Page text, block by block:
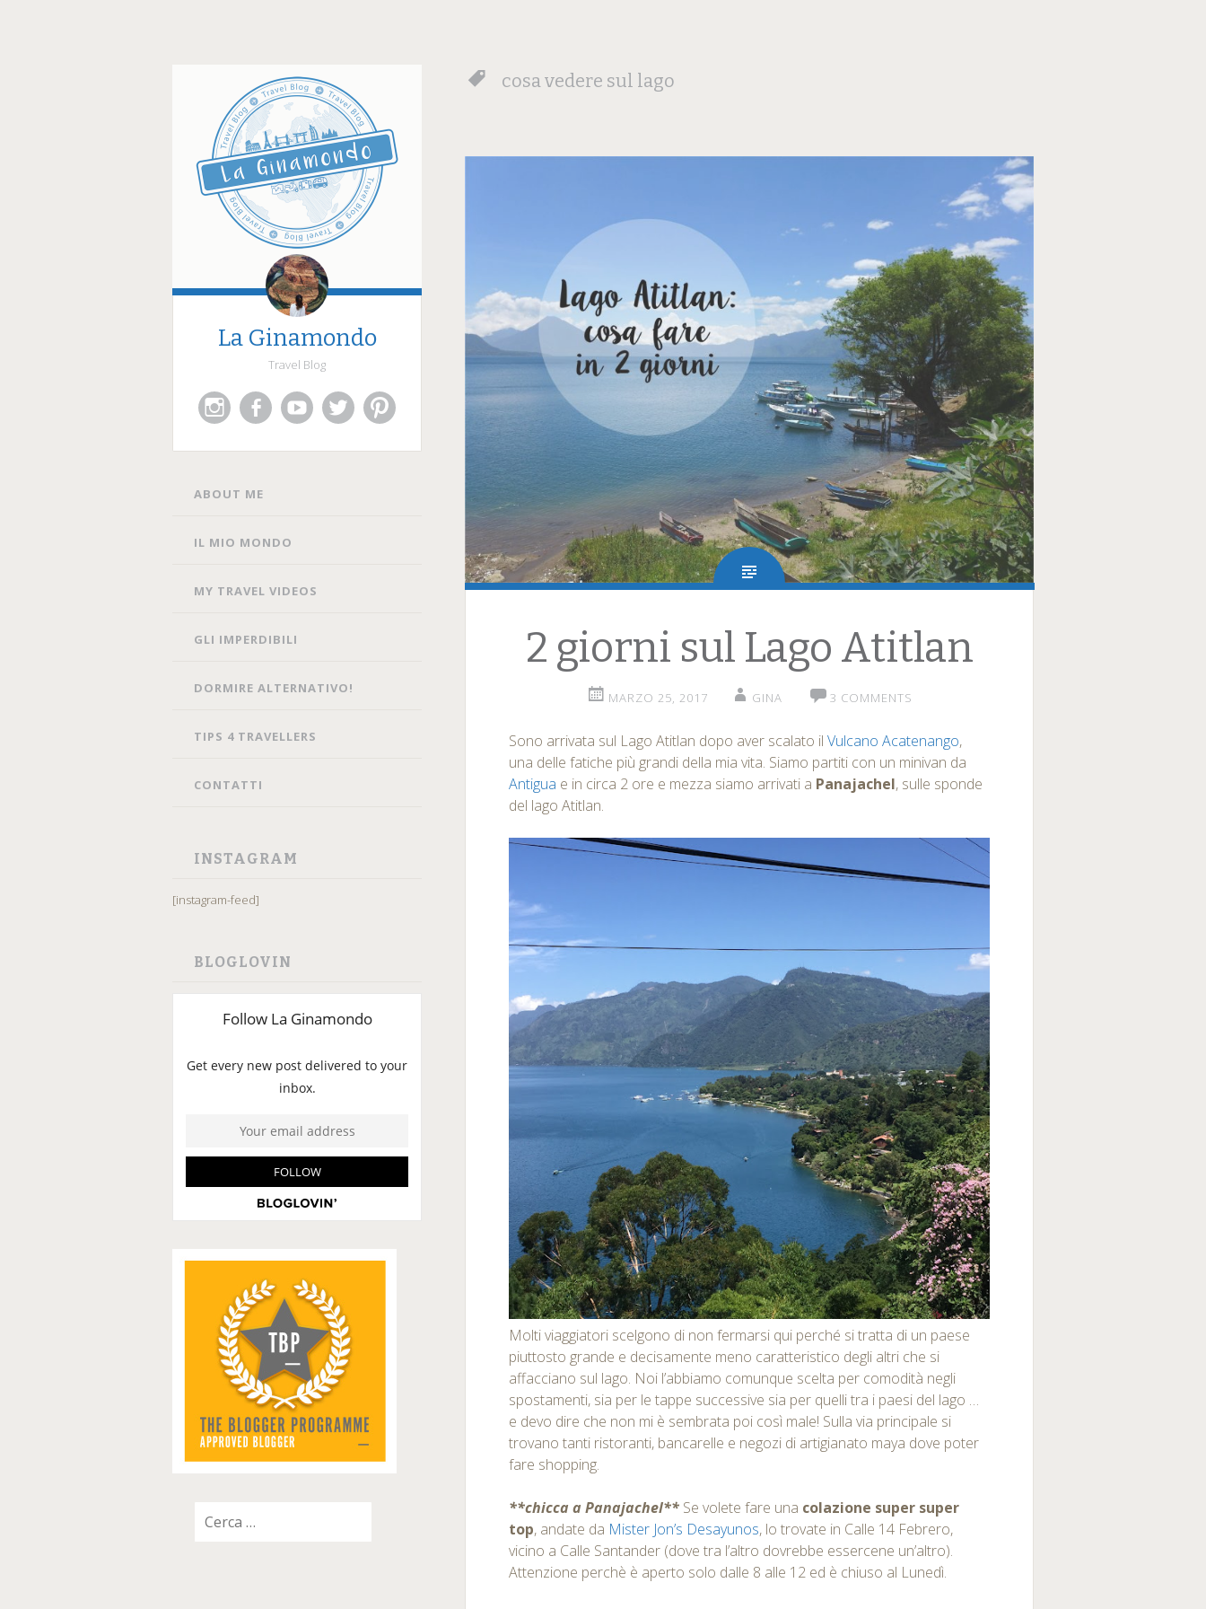
La Ginamondo
Travel Blog
SKIP
ABOUT ME
IL MIO MONDO
MY TRAVEL VIDEOS
GLI IMPERDIBILI
DORMIRE ALTERNATIVO!
TIPS 4 TRAVELLERS
CONTATTI
INSTAGRAM
[instagram-feed]
BLOGLOVIN
cosa vedere sul lago
2 giorni sul Lago Atitlan
MARZO 25, 2017 GINA 3 COMMENTS
Sono arrivata sul Lago Atitlan dopo aver scalato ilVulcano Acatenango,
una delle fatiche più grandi della mia vita. Siamo partiti con un minivan da
Antigua e in circa 2 ore e mezza siamo arrivati a Panajachel, sulle sponde
del lago Atitlan.
Molti viaggiatori scelgono di non fermarsi qui perché si tratta di un paese
piuttosto grande e decisamente meno caratteristico degli altri che si
affacciano sul lago. Noi l’abbiamo comunque scelta per comodità negli
spostamenti, sia per le tappe successive sia per quelli tra i paesi del lago …
e devo dire che non mi è sembrata poi così male! Sulla via principale si
trovano tanti ristoranti, bancarelle e negozi di artigianato maya dove poter
fare shopping.
**chicca a Panajachel** Se volete fare una colazione super super
top, andate da Mister Jon’s Desayunos, lo trovate in Calle 14 Febrero,
vicino a Calle Santander (dove tra l’altro dovrebbe essercene un’altro).
Attenzione perchè è aperto solo dalle 8 alle 12 ed è chiuso al Lunedì.